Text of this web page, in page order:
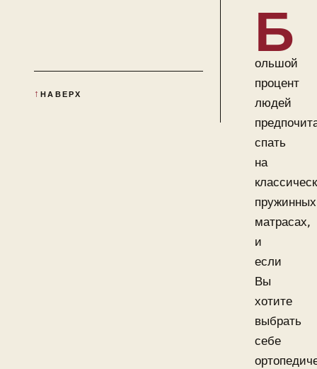
НАВЕРХ
Б
ольшой
процент
людей
спать
на
пружинных
матрасах,
и
если
Вы
хотите
выбрать
себе